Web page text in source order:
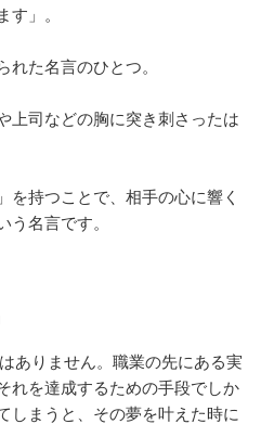
す」。
れた名言のひとつ。
上司などの胸に突き刺さったは
を持つことで、相手の心に響く
う名言です。
ありません。職業の先にある実
れを達成するための手段でしか
しまうと、その夢を叶えた時に